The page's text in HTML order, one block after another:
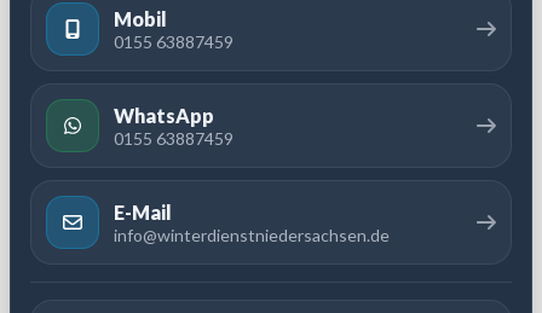
Mobil
0155 63887459
WhatsApp
0155 63887459
E-Mail
info@winterdienstniedersachsen.de